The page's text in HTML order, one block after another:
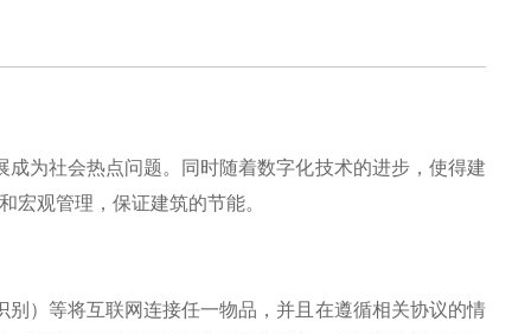
为社会热点问题。同时随着数字化技术的进步，使得建
宏观管理，保证建筑的节能。
）等将互联网连接任一物品，并且在遵循相关协议的情